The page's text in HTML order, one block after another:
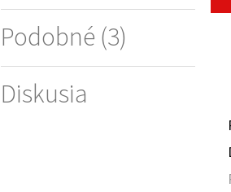
Podobné (3)
Diskusia